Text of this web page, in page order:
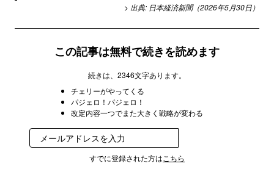
> 出典: 日本経済新聞（2026年5月30日）
この記事は無料で続きを読めます
続きは、2346文字あります。
チェリーがやってくる
パジェロ！パジェロ！
改定内容一つでまた大きく戦略が変わる
すでに登録された方は こちら